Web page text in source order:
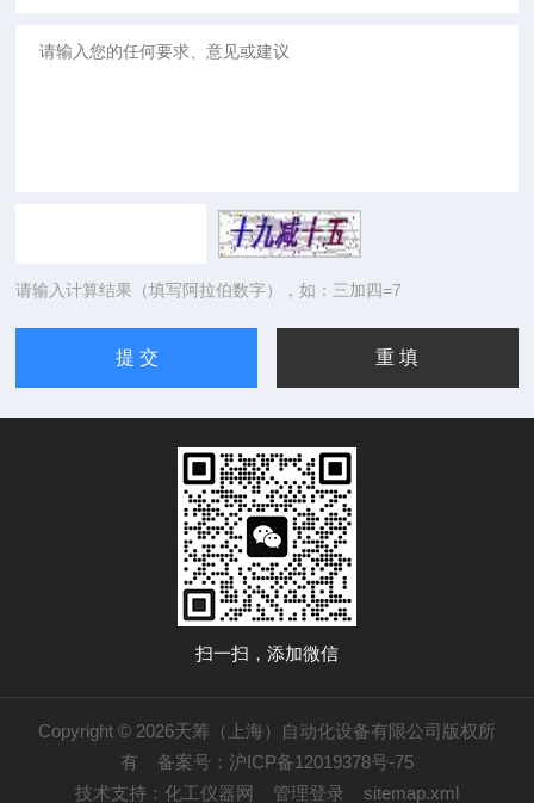
请输入计算结果（填写阿拉伯数字），如：三加四=7
扫一扫，添加微信
Copyright © 2026天筹（上海）自动化设备有限公司版权所
有 备案号：沪ICP备12019378号-75
技术支持： 化工仪器网 管理登录 sitemap.xml